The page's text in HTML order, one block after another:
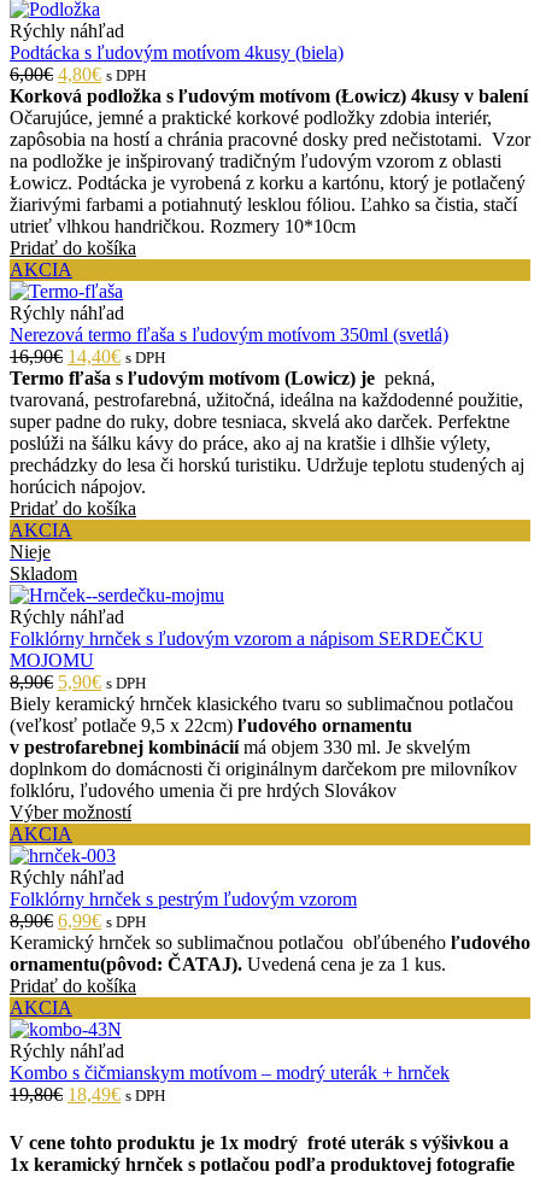
Rýchly náhľad
Podtácka s ľudovým motívom 4kusy (biela)
6,00€ 4,80€ s DPH
Korková podložka s ľudovým motívom (Łowicz) 4kusy v balení
Očarujúce, jemné a praktické korkové podložky zdobia interiér,
zapôsobia na hostí a chránia pracovné dosky pred nečistotami. Vzor
na podložke je inšpirovaný tradičným ľudovým vzorom z oblasti
Łowicz. Podtácka je vyrobená z korku a kartónu, ktorý je potlačený
žiarivými farbami a potiahnutý lesklou fóliou. Ľahko sa čistia, stačí
utrieť vlhkou handričkou. Rozmery 10*10cm
Pridať do košíka
AKCIA
Rýchly náhľad
Nerezová termo fľaša s ľudovým motívom 350ml (svetlá)
16,90€ 14,40€ s DPH
Termo fľaša s ľudovým motívom (Lowicz) je pekná,
tvarovaná, pestrofarebná, užitočná, ideálna na každodenné použitie,
super padne do ruky, dobre tesniaca, skvelá ako darček. Perfektne
poslúži na šálku kávy do práce, ako aj na kratšie i dlhšie výlety,
prechádzky do lesa či horskú turistiku. Udržuje teplotu studených aj
horúcich nápojov.
Pridať do košíka
AKCIA
Nieje
Skladom
Rýchly náhľad
Folklórny hrnček s ľudovým vzorom a nápisom SERDEČKU
MOJOMU
8,90€ 5,90€ s DPH
Biely keramický hrnček klasického tvaru so sublimačnou potlačou
(veľkosť potlače 9,5 x 22cm) ľudového ornamentu
v pestrofarebnej kombináciímá objem 330 ml. Je skvelým
doplnkom do domácnosti či originálnym darčekom pre milovníkov
folklóru, ľudového umenia či pre hrdých Slovákov
Výber možností
AKCIA
Rýchly náhľad
Folklórny hrnček s pestrým ľudovým vzorom
8,90€ 6,99€ s DPH
Keramický hrnček so sublimačnou potlačou obľúbeného ľudového
ornamentu(pôvod: ČATAJ). Uvedená cena je za 1 kus.
Pridať do košíka
AKCIA
Rýchly náhľad
Kombo s čičmianskym motívom – modrý uterák + hrnček
19,80€ 18,49€ s DPH
V cene tohto produktu je 1x modrý froté uterák s výšivkou a
1x keramický hrnček s potlačou podľa produktovej fotografie